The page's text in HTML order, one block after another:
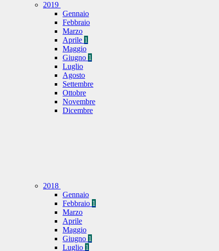
2019
Gennaio
Febbraio
Marzo
Aprile 1
Maggio
Giugno 1
Luglio
Agosto
Settembre
Ottobre
Novembre
Dicembre
2018
Gennaio
Febbraio 1
Marzo
Aprile
Maggio
Giugno 1
Luglio 1